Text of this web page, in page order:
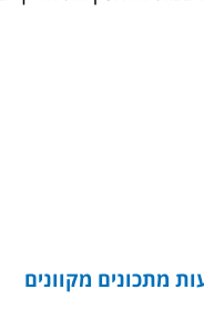
מתכונים מקוונים